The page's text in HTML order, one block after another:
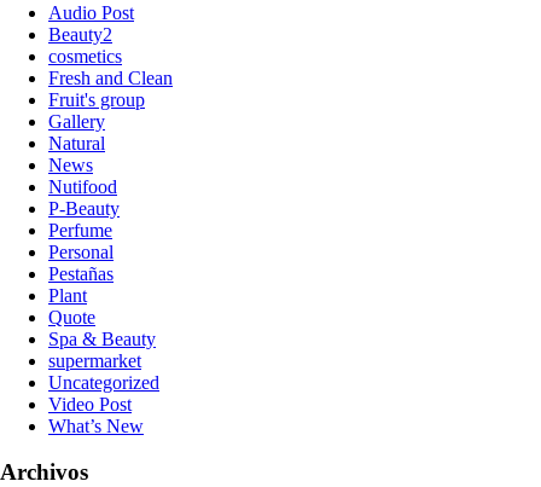
Audio Post
Beauty2
cosmetics
Fresh and Clean
Fruit's group
Gallery
Natural
News
Nutifood
P-Beauty
Perfume
Personal
Pestañas
Plant
Quote
Spa & Beauty
supermarket
Uncategorized
Video Post
What’s New
Archivos